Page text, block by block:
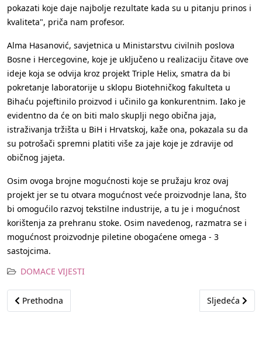
pokazati koje daje najbolje rezultate kada su u pitanju prinos i
kvaliteta", priča nam profesor.
Alma Hasanović, savjetnica u Ministarstvu civilnih poslova
Bosne i Hercegovine, koje je uključeno u realizaciju čitave ove
ideje koja se odvija kroz projekt Triple Helix, smatra da bi
pokretanje laboratorije u sklopu Biotehničkog fakulteta u
Bihaću pojeftinilo proizvod i učinilo ga konkurentnim. Iako je
evidentno da će on biti malo skuplji nego obična jaja,
istraživanja tržišta u BiH i Hrvatskoj, kaže ona, pokazala su da
su potrošači spremni platiti više za jaje koje je zdravije od
običnog jajeta.
Osim ovoga brojne mogućnosti koje se pružaju kroz ovaj
projekt jer se tu otvara mogućnost veće proizvodnje lana, što
bi omogućilo razvoj tekstilne industrije, a tu je i mogućnost
korištenja za prehranu stoke. Osim navedenog, razmatra se i
mogućnost proizvodnje piletine obogaćene omega - 3
sastojcima.
DOMACE VIJESTI
Prethodni članak: Ponude za ljetovanje: Srce kaže Jadran, a
Prethodna Sljedeći
Sljedeća